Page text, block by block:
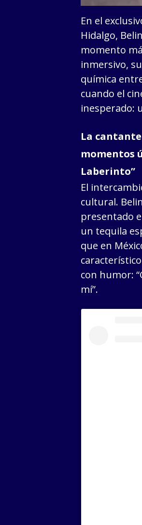
En el
Hidalgo,
momento
inmersivo,
química
cuando el
inesperado:
La
momentos
Laberinto”
El
cultural.
presentado
un tequila
que en
con humor:
mí”.